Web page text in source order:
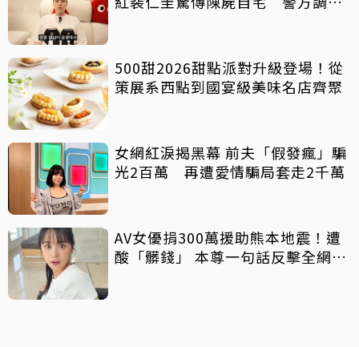
500甜2026甜點派對升級登場！從
策展系西點到國宴級美味名店齊聚
女網紅淚揭黑幕 前夫「假發瘋」騙
光2百萬 再遭愛情騙局套走2千萬
AV女優捐300萬援助熊本地震！遭
酸「髒錢」 本尊一句話反擊全網力